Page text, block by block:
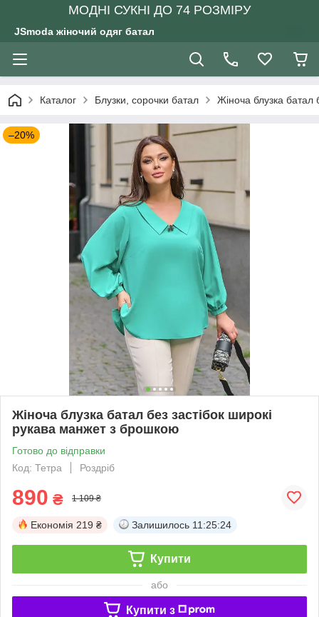
МОДНІ СУКНІ ДО 74 РОЗМІРУ
JSmoda жіночий одяг батал
Каталог Блузки, сорочки батал Жіноча блузка батал
–20%
Жіноча блузка батал без застібок широкі
рукава манжет з брошкою
Готово до відправки
Код: Тетра
Роздріб
890 ₴ 1 109 ₴
Економія 219 ₴ Залишилось 11:25:23
Купити
або
Купити з